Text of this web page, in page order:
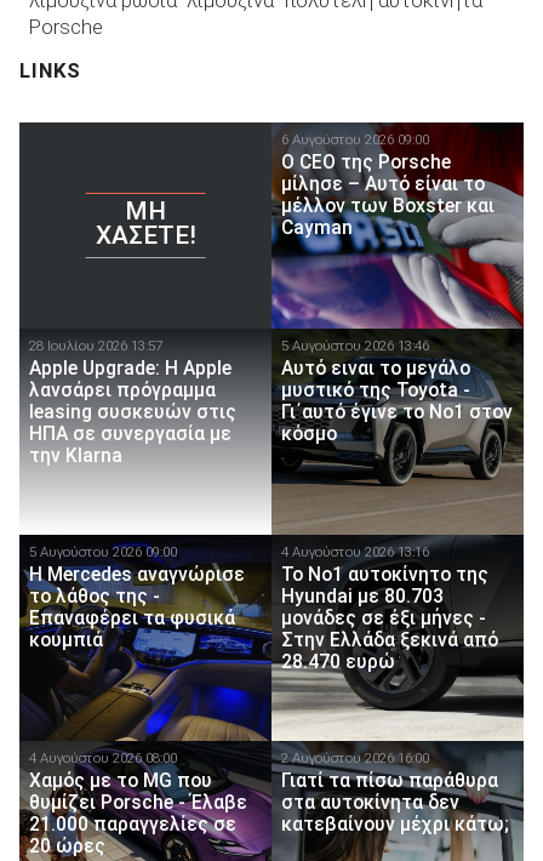
Porsche
LINKS
ΜΗ
ΧΆΣΕΤΕ!
6 Αυγούστου 2026 09:00
Ο CEO της Porsche
μίλησε – Αυτό είναι το
μέλλον των Boxster και
Cayman
28 Ιουλίου 2026 13:57
Apple Upgrade: Η Apple
λανσάρει πρόγραμμα
leasing συσκευών στις
ΗΠΑ σε συνεργασία με
την Klarna
5 Αυγούστου 2026 13:46
Αυτό ειναι τo μεγάλο
μυστικό της Toyota -
Γι΄αυτό έγινε το Νο1 στον
κόσμο
5 Αυγούστου 2026 09:00
Η Mercedes αναγνώρισε
το λάθος της -
Επαναφέρει τα φυσικά
κουμπιά
4 Αυγούστου 2026 13:16
Το Νο1 αυτοκίνητο της
Hyundai με 80.703
μονάδες σε έξι μήνες -
Στην Ελλάδα ξεκινά από
28.470 ευρώ
4 Αυγούστου 2026 08:00
Χαμός με το MG που
θυμίζει Porsche - Έλαβε
21.000 παραγγελίες σε
20 ώρες
2 Αυγούστου 2026 16:00
Γιατί τα πίσω παράθυρα
στα αυτοκίνητα δεν
κατεβαίνουν μέχρι κάτω;